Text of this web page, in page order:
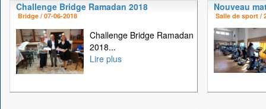
Challenge Bridge Ramadan 2018
Bridge / 07-06-2018
Challenge Bridge Ramadan
2018...
Lire plus
Nouveau
Salle de sport /